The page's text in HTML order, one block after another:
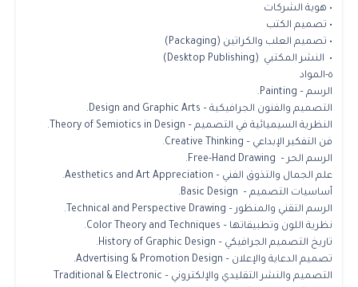
• هوية الشركات
• تصميم الكتب
• تصميم العلب والكراتين (Packaging)
• النشر المكتبي (Desktop Publishing)
٥-المواد
الرسم – Painting.
التصميم والفنون الجرافيكية – Design and Graphic Arts.
النظرية السيميائية في التصميم – Theory of Semiotics in Design.
فن التفكير الإبداعي – Creative Thinking.
الرسم الحر – Free-Hand Drawing.
علم الجمال والتذوق الفني – Aesthetics and Art Appreciation.
أساسيات التصميم – Basic Design.
الرسم التقني والمنظور – Technical and Perspective Drawing.
نظرية اللون وتطبيقاتها – Color Theory and Techniques.
تاريخ التصميم الجرافيكي – History of Graphic Design.
تصميم الدعاية والإعلان – Advertising & Promotion Design.
التصميم والنشر التقليدي والإلكتروني – Traditional & Electronic